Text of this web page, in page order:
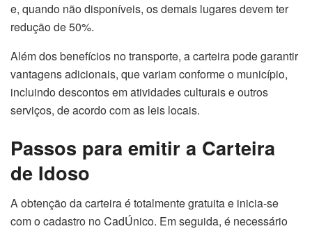
e, quando não disponíveis, os demais lugares devem ter
redução de 50%.
Além dos benefícios no transporte, a carteira pode garantir
vantagens adicionais, que variam conforme o município,
incluindo descontos em atividades culturais e outros
serviços, de acordo com as leis locais.
Passos para emitir a Carteira
de Idoso
A obtenção da carteira é totalmente gratuita e inicia-se
com o cadastro no CadÚnico. Em seguida, é necessário